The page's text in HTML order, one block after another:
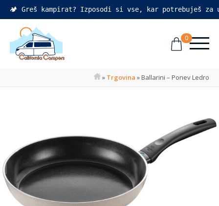
🏕️ Greš kampirat? Izposodi si vse, kar potrebuješ
0
» Trgovina »Ballarini – Ponev Ledro